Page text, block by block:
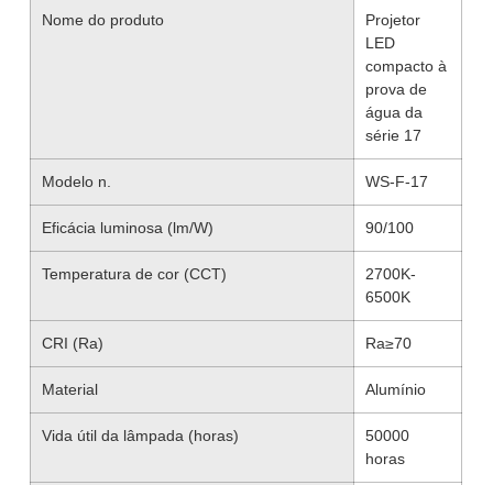
Nome do produto
Projetor
LED
compacto à
prova de
água da
série 17
Modelo n. WS-F-17
Eficácia luminosa (lm/W) 90/100
Temperatura de cor (CCT)
2700K-
6500K
CRI (Ra) Ra≥70
Material Alumínio
Vida útil da lâmpada (horas)
50000
horas